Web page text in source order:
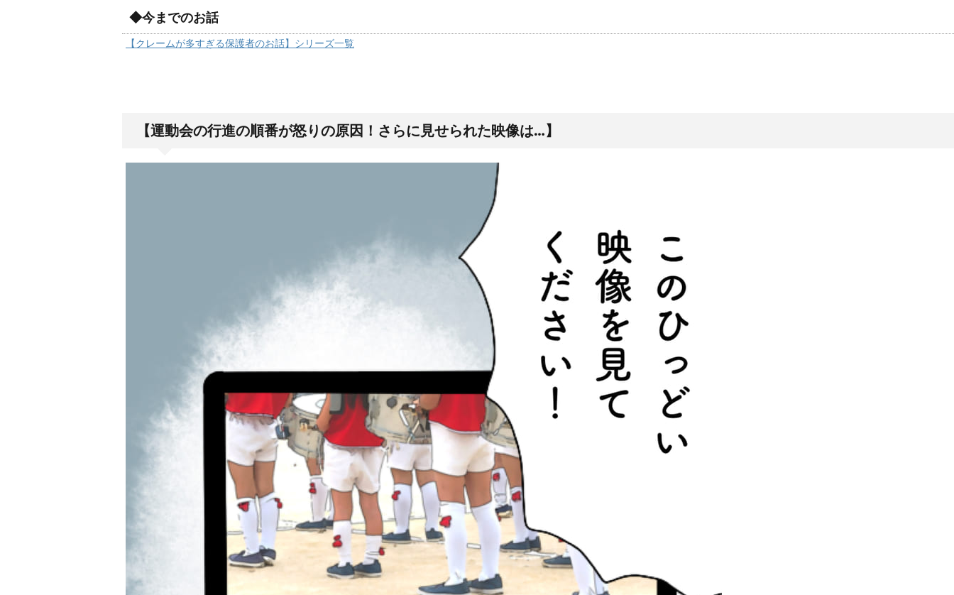
◆今までのお話
【クレームが多すぎる保護者のお話】シリーズ一覧
【運動会の行進の順番が怒りの原因！さらに見せられた映像は…】